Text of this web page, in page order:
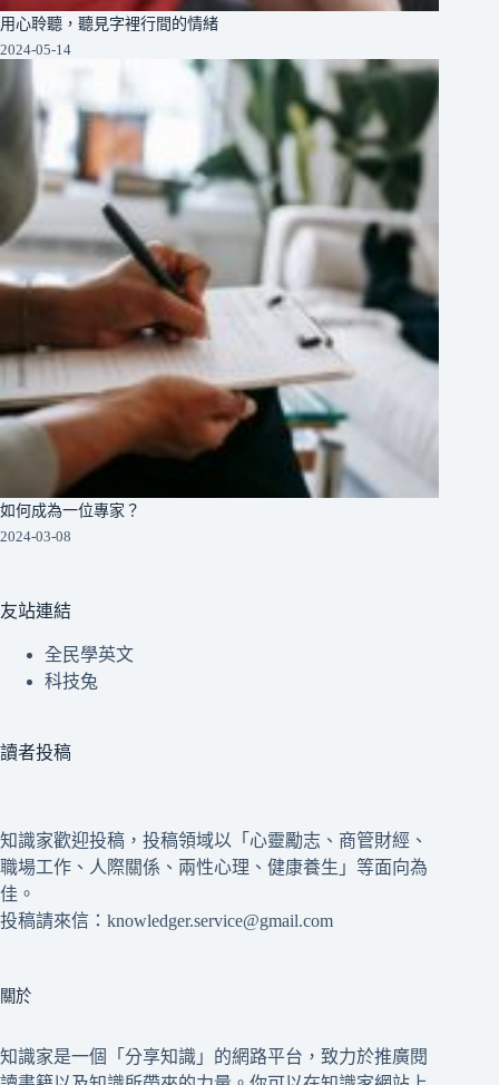
用心聆聽，聽見字裡行間的情緒
2024-05-14
如何成為一位專家？
2024-03-08
友站連結
全民學英文
科技兔
讀者投稿
知識家歡迎投稿，投稿領域以「心靈勵志、商管財經、
職場工作、人際關係、兩性心理、健康養生」等面向為
佳。
投稿請來信：knowledger.service@gmail.com
關於
知識家是一個「分享知識」的網路平台，致力於推廣閱